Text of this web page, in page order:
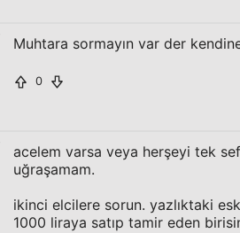
Muhtara sormayın var der
0
acelem varsa veya herşeyi tek
uğraşamam.
ikinci elcilere sorun. yazlıktaki
1000 liraya satıp tamir eden